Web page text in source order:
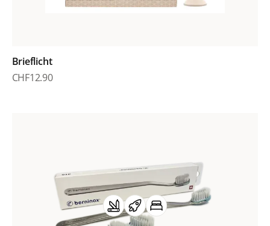
Brieflicht
CHF12.90